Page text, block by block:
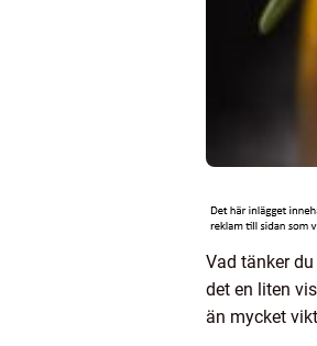
Vad tänker
det en liten
än mycket